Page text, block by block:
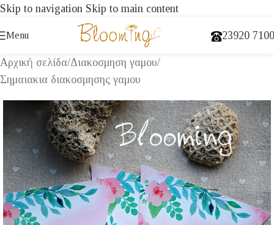
Skip to navigation Skip to main content
Menu 23920
Αρχική σελίδα/Διακοσμηση γαμου/
Σημαιακια διακοσμησης γαμου